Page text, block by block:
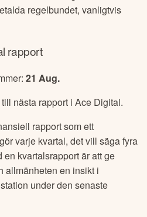
regelbundet, vanligtvis
rapport
21 Aug.
till nästa rapport iAce Digital.
rapport som ett
varje kvartal, det vill säga fyra
en kvartalsrapport är att ge
allmänheten en insikt i
under den senaste